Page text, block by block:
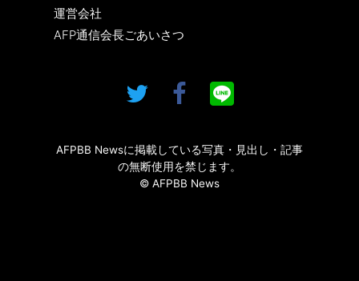
運営会社
AFP通信会長ごあいさつ
AFPBB Newsに掲載している写真・見出し・記事
の無断使用を禁じます。
© AFPBB News